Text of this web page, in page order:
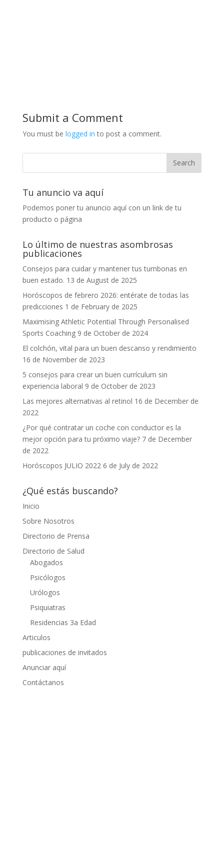
Submit a Comment
You must be logged in to post a comment.
Tu anuncio va aquí
Podemos poner tu anuncio aquí con un link de tu
producto o página
Lo último de nuestras asombrosas
publicaciones
Consejos para cuidar y mantener tus tumbonas en
buen estado. 13 de August de 2025
Horóscopos de febrero 2026: entérate de todas las
predicciones 1 de February de 2025
Maximising Athletic Potential Through Personalised
Sports Coaching 9 de October de 2024
El colchón, vital para un buen descanso y rendimiento
16 de November de 2023
5 consejos para crear un buen currículum sin
experiencia laboral 9 de October de 2023
Las mejores alternativas al retinol 16 de December de
2022
¿Por qué contratar un coche con conductor es la
mejor opción para tu próximo viaje? 7 de December
de 2022
Horóscopos JULIO 2022 6 de July de 2022
¿Qué estás buscando?
Inicio
Sobre Nosotros
Directorio de Prensa
Directorio de Salud
Abogados
Psicólogos
Urólogos
Psiquiatras
Residencias 3a Edad
Articulos
publicaciones de invitados
Anunciar aquí
Contáctanos